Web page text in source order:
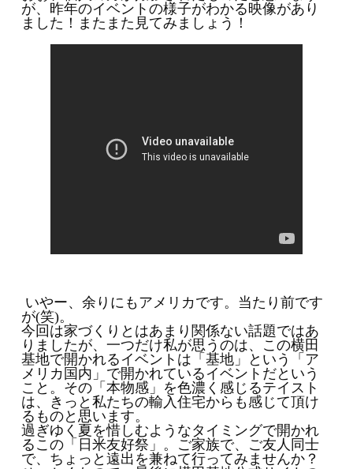
が、昨年のイベントの様子がわかる映像があり
ました！またまた見てみましょう！
いやー、余りにもアメリカです。当たり前です
が(笑)。
今回は家づくりとはあまり関係ない話題ではあ
りましたが、一つだけ私が思うのは、この横田
基地で開かれるイベントは「基地」という「ア
メリカ国内」で開かれているイベントだという
こと。その「本物感」を色濃く感じるテイスト
は、きっと私たちの輸入住宅からも感じて頂け
るものと思います。
過ぎゆく夏を惜しむようなタイミングで開かれ
るこの「日米友好祭」。ご家族で、ご友人同士
で、ちょっと遠出を兼ねて行ってみませんか？